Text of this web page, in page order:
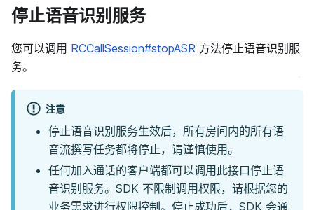
停止语音识别服务
您可以调用 RCCallSession#stopASR 方法停止语音识别服
务。
注意
停止语音识别服务生效后，所有房间内的所有语
音流撰写任务都将停止，请谨慎使用。
任何加入通话的客户端都可以调用此接口停止语
音识别服务。SDK 不限制调用权限，请根据您的
业务需求进行权限控制。停止成功后，SDK 会通